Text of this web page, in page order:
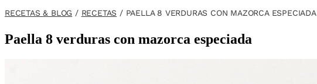
RECETAS & BLOG / RECETAS / PAELLA 8 VERDURAS CON MAZORCA ESPECIADA
Paella 8 verduras con mazorca especiada